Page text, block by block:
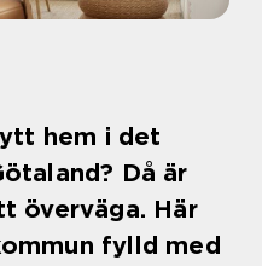
hem i det
Då är
överväga. Här
fylld med